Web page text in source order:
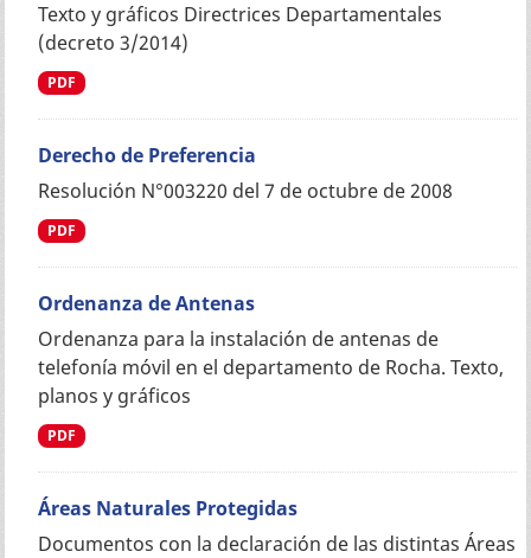
Texto y gráficos Directrices Departamentales
(decreto 3/2014)
PDF
Derecho de Preferencia
Resolución N°003220 del 7 de octubre de 2008
PDF
Ordenanza de Antenas
Ordenanza para la instalación de antenas de
telefonía móvil en el departamento de Rocha. Texto,
planos y gráficos
PDF
Áreas Naturales Protegidas
Documentos con la declaración de las distintas Áreas